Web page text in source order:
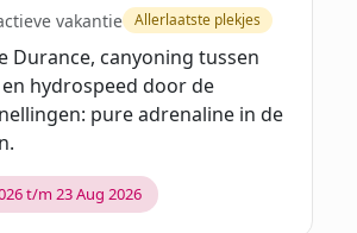
vakantie Allerlaatste plekjes
Durance, canyoning tussen
hydrospeed door de
pure adrenaline in de
t/m 23 Aug 2026